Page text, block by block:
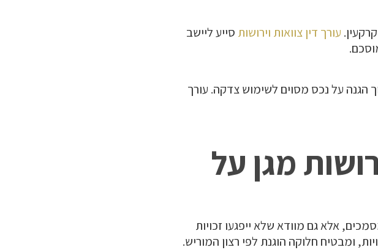
עורך דין צוואות וירושות סייע ליישב
הגנה על נכס מסוים לשימוש צדקה. עורך
מגן על
אלא גם מוודא שלא ייפגעו זכויות
ומבטיח חלוקה הוגנת לפי רצון המוריש.